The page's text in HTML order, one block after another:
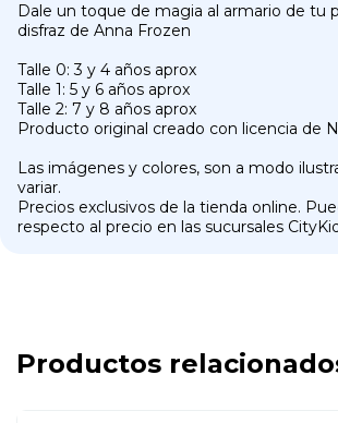
Dale un toque de magia al armario de tu
disfraz de Anna Frozen
Talle 0: 3 y 4 años aprox
Talle 1: 5 y 6 años aprox
Talle 2: 7 y 8 años aprox
Producto original creado con licencia de
Las imágenes y colores, son a modo
variar.
Precios exclusivos de la tienda online.
respecto al precio en las sucursales
Productos